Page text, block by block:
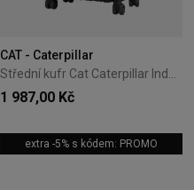
CAT - Caterpillar
1 987,00 Kč
extra -5% s kódem: PROMO